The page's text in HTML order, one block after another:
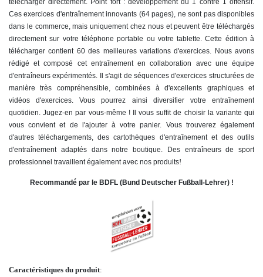
télécharger directement. Point fort : développement du 1 contre 1 offensif.
Ces exercices d'entraînement innovants (64 pages), ne sont pas disponibles
dans le commerce, mais uniquement chez nous et peuvent être téléchargés
directement sur votre téléphone portable ou votre tablette. Cette édition à
télécharger contient 60 des meilleures variations d'exercices. Nous avons
rédigé et composé cet entraînement en collaboration avec une équipe
d'entraîneurs expérimentés. Il s'agit de séquences d'exercices structurées de
manière très compréhensible, combinées à d'excellents graphiques et
vidéos d'exercices. Vous pourrez ainsi diversifier votre entraînement
quotidien. Jugez-en par vous-même ! Il vous suffit de choisir la variante qui
vous convient et de l'ajouter à votre panier. Vous trouverez également
d'autres téléchargements, des cartothèques d'entraînement et des outils
d'entraînement adaptés dans notre boutique. Des entraîneurs de sport
professionnel travaillent également avec nos produits!
Recommandé par le BDFL (Bund Deutscher Fußball-Lehrer) !
Caractéristiques du produit: